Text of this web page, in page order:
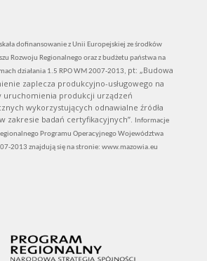
dofinansowanie z Unii Europejskiej ze środków
Rozwoju Regionalnego oraz z budżetu państwa na
działania 1.5 RPO WM 2007-2013, pt: „Budowa
zaplecza produkcyjno-usługowego na
uruchomienia produkcji urządzeń
wykorzystujących odnawialne źródła
zakresie badań certyfikacyjnych”.
Informacje
Programu Operacyjnego Województwa
2013 znajdują się na stronie: www.mazowia.eu